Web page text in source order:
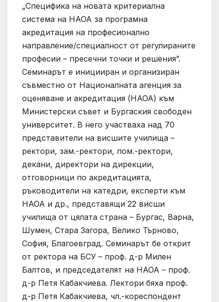
„Специфика на новата критериална
система на НАОА за програмна
акредитация на професионално
направление/специалност от регулираните
професии – пресечни точки и решения”.
Семинарът е иницииран и организиран
съвместно от Националната агенция за
оценяване и акредитация (НАОА) към
Министерски съвет и Бургаския свободен
университет. В него участваха над 70
представители на висшите училища –
ректори, зам.-ректори, пом.-ректори,
декани, директори на дирекции,
отговорници по акредитацията,
ръководители на катедри, експерти към
НАОА и др., представящи 22 висши
училища от цялата страна – Бургас, Варна,
Шумен, Стара Загора, Велико Търново,
София, Благоевград. Семинарът бе открит
от ректора на БСУ – проф. д-р Милен
Балтов, и председателят на НАОА – проф.
д-р Петя Кабакчиева. Лектори бяха проф.
д-р Петя Кабакчиева, чл.-кореспондент